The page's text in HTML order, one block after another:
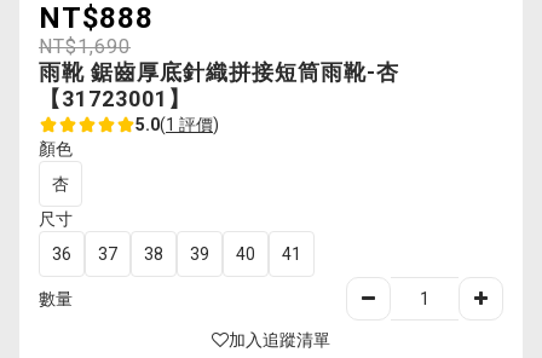
NT$888
NT$1,690
雨靴 鋸齒厚底針織拼接短筒雨靴-杏
【31723001】
5.0(1 評價)
顏色
杏
尺寸
36
37 38 39 40 41
數量
加入追蹤清單